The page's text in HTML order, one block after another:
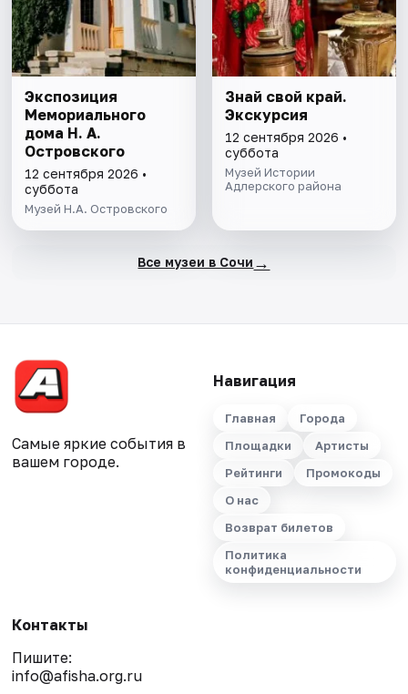
Экспозиция
Мемориального
дома Н. А.
Островского
12 сентября 2026 •
суббота
Музей Н.А. Островского
Знай свой край.
Экскурсия
12 сентября 2026 •
суббота
Музей Истории
Адлерского района
Все музеи в Сочи →
Самые яркие события в
вашем городе.
Навигация
Главная
Города
Площадки
Артисты
Рейтинги
Промокоды
О нас
Возврат билетов
Политика
конфиденциальности
Контакты
Пишите:
info@afisha.org.ru